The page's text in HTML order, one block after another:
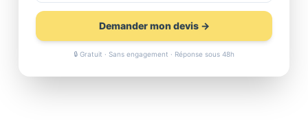
Demander mon devis →
🔒 Gratuit · Sans engagement · Réponse sous 48h